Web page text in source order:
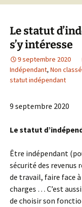
Le statut
s’y intéresse
9 septembre 2020
Indépendant, Non classé
statut indépendant
9 septembre 2020
Le statut
Être indépendant
sécurité des revenus
de travail, faire face
charges … C’est
de choisir son